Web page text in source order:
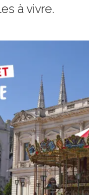
à vivre.